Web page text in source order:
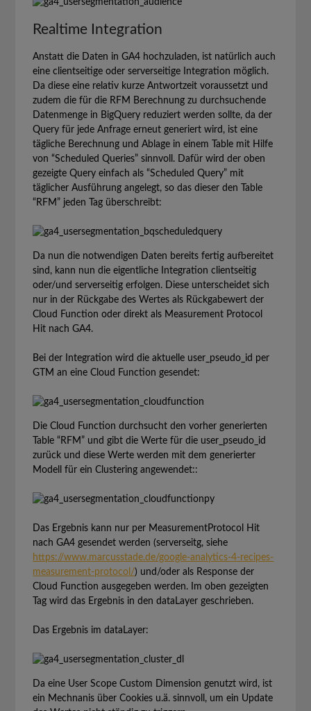
Realtime Integration
Anstatt die Daten in GA4 hochzuladen, ist natürlich auch
eine clientseitige oder serverseitige Integration möglich.
Da diese eine relativ kurze Antwortzeit voraussetzt und
zudem die für die RFM Berechnung zu durchsuchende
Datenmenge in BigQuery reduziert werden sollte, da der
Query für jede Anfrage erneut generiert wird, ist eine
tägliche Berechnung und Ablage in einem Table mit Hilfe
von “Scheduled Queries” sinnvoll. Dafür wird der oben
gezeigte Query einfach als “Scheduled Query” mit
täglicher Ausführung angelegt, so das dieser den Table
“RFM” jeden Tag überschreibt:
Da nun die notwendigen Daten bereits fertig aufbereitet
sind, kann nun die eigentliche Integration clientseitig
oder/und serverseitig erfolgen. Diese unterscheidet sich
nur in der Rückgabe des Wertes als Rückgabewert der
Cloud Function oder direkt als Measurement Protocol
Hit nach GA4.
Bei der Integration wird die aktuelle user_pseudo_id per
GTM an eine Cloud Function gesendet:
Die Cloud Function durchsucht den vorher generierten
Table “RFM” und gibt die Werte für die user_pseudo_id
zurück und diese Werte werden mit dem generierter
Modell für ein Clustering angewendet::
Das Ergebnis kann nur per MeasurementProtocol Hit
nach GA4 gesendet werden (serverseitg, siehe
https://www.marcusstade.de/google-analytics-4-recipes-
measurement-protocol/) und/oder als Response der
Cloud Function ausgegeben werden. Im oben gezeigten
Tag wird das Ergebnis in den dataLayer geschrieben.
Das Ergebnis im dataLayer:
Da eine User Scope Custom Dimension genutzt wird, ist
ein Mechnanis über Cookies u.ä. sinnvoll, um ein Update